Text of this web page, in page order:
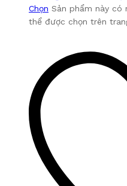
Chọn Sản phẩm này có
thể được chọn trên